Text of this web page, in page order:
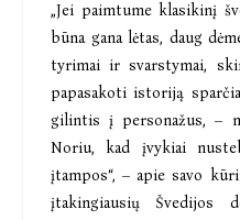
„Jei paimtume klasikinį
būna gana lėtas, daug
tyrimai ir svarstymai,
papasakoti istoriją
gilintis į personažus, –
Noriu, kad įvykiai
įtampos“, – apie savo
įtakingiausių Švedijos